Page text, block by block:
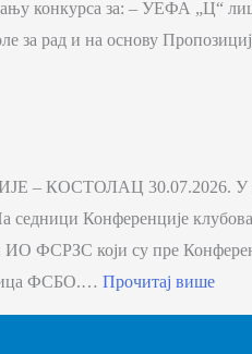
конкурса за: – УЕФА
за рад и на основу
30.07.2026. У
Конференције
ИО ФСРЗС који су пре
ФСБО.… Прочитај више